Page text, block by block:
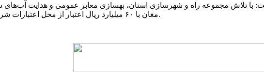
با تلاش مجموعه راه و شهرسازی استان، بهسازی معابر عمومی و هدایت
مغان با ۶۰ میلیارد ریال اعتبار از محل اعتبارات شرکت بازآفرینی شهری ایران انجام شده است.